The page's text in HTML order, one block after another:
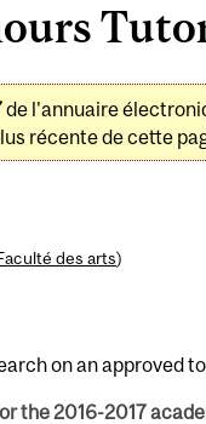
de l'annuaire
récente de cette
des arts)
on an approved
the 2016-2017